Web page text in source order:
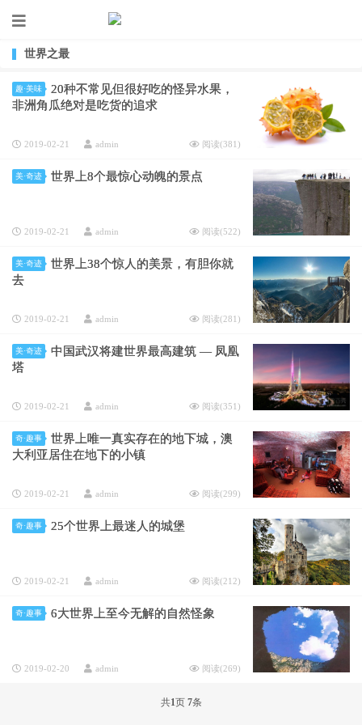
世界之最
趣·美味
20种不常见但很好吃的怪异水果，
非洲角瓜绝对是吃货的追求
2019-02-21 admin 阅读(381 )
美·奇迹 世界上8个最惊心动魄的景点
2019-02-21 admin 阅读(522)
美·奇迹
世界上38个惊人的美景，有胆你就
去
2019-02-21 admin 阅读(281 )
美·奇迹
中国武汉将建世界最高建筑 — 凤凰
塔
2019-02-21 admin 阅读(351 )
奇·趣事
世界上唯一真实存在的地下城，澳
大利亚居住在地下的小镇
2019-02-21 admin 阅读(299)
奇·趣事 25个世界上最迷人的城堡
2019-02-21 admin 阅读(212)
奇·趣事 6大世界上至今无解的自然怪象
2019-02-20 admin 阅读(269)
共1页 7条